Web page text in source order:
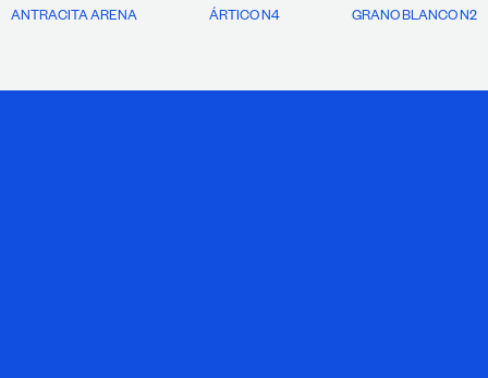
ANTRACITA ARENA ÁRTICO N4 GRANO BLANCO N2